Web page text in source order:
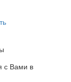
с Вами в